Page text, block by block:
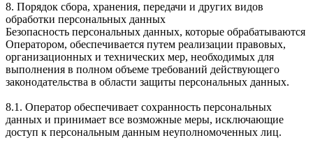
8. Порядок сбора, хранения, передачи и других видов
обработки персональных данных
Безопасность персональных данных, которые обрабатываются
Оператором, обеспечивается путем реализации правовых,
организационных и технических мер, необходимых для
выполнения в полном объеме требований действующего
законодательства в области защиты персональных данных.
8.1. Оператор обеспечивает сохранность персональных
данных и принимает все возможные меры, исключающие
доступ к персональным данным неуполномоченных лиц.